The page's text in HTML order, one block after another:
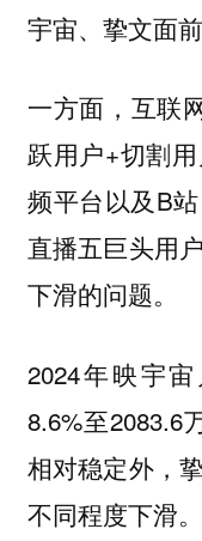
宇宙、挚文面
一方面，互联
跃用户+切割
频平台以及B
直播五巨头用
下滑的问题。
2024年映宇
8.6%至2083.6
相对稳定外，
不同程度下滑。